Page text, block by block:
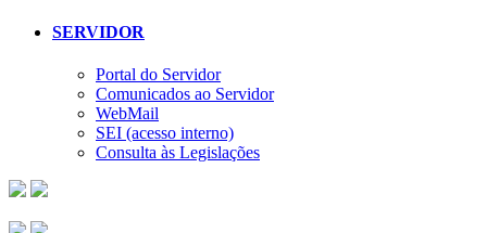
SERVIDOR
Portal do Servidor
Comunicados ao Servidor
WebMail
SEI (acesso interno)
Consulta às Legislações